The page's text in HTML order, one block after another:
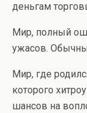
деньгам
Мир, полный
ужасов.
Мир, где
которого
шансов на